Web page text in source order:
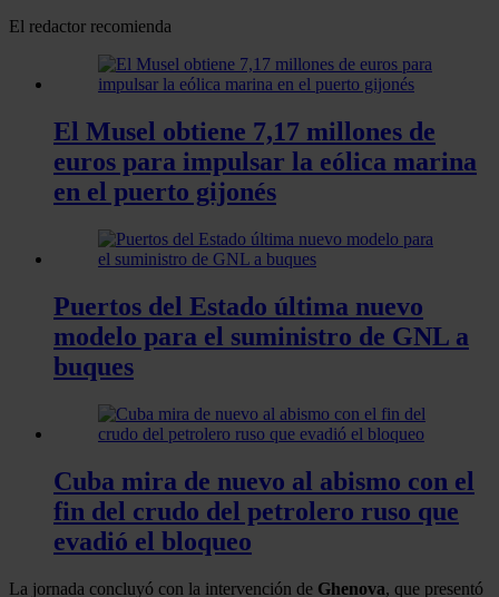
El redactor recomienda
El Musel obtiene 7,17 millones de
euros para impulsar la eólica marina
en el puerto gijonés
Puertos del Estado última nuevo
modelo para el suministro de GNL a
buques
Cuba mira de nuevo al abismo con el
fin del crudo del petrolero ruso que
evadió el bloqueo
La jornada concluyó con la intervención de Ghenova, que presentó